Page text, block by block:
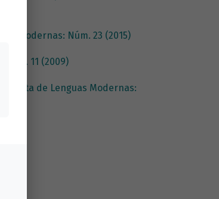
Modernas: Núm. 23 (2015)
11 (2009)
Revista de Lenguas Modernas: